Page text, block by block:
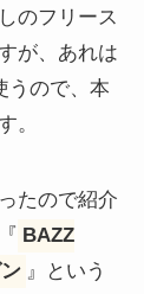
のフリース
が、あれは
うので、本
。
たので紹介
BAZZ
』という